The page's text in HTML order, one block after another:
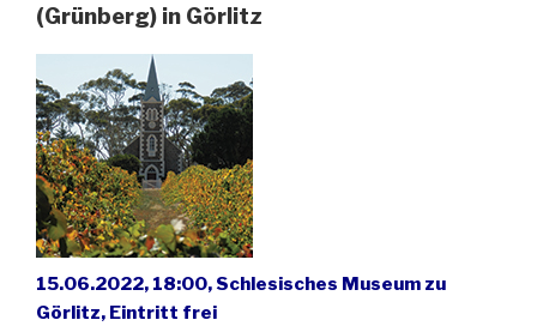
(Grünberg) in Görlitz
15.06.2022, 18:00, Schlesisches Museum zu
Görlitz, Eintritt frei